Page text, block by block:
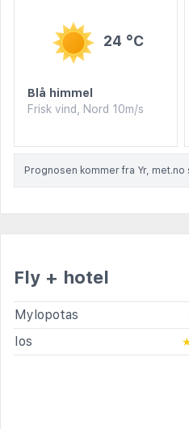
24 °C
Blå himmel
Frisk vind, Nord 10m/s
Prognosen kommer fra Yr, met.no
Fly + hotel
Mylopotas
Ios